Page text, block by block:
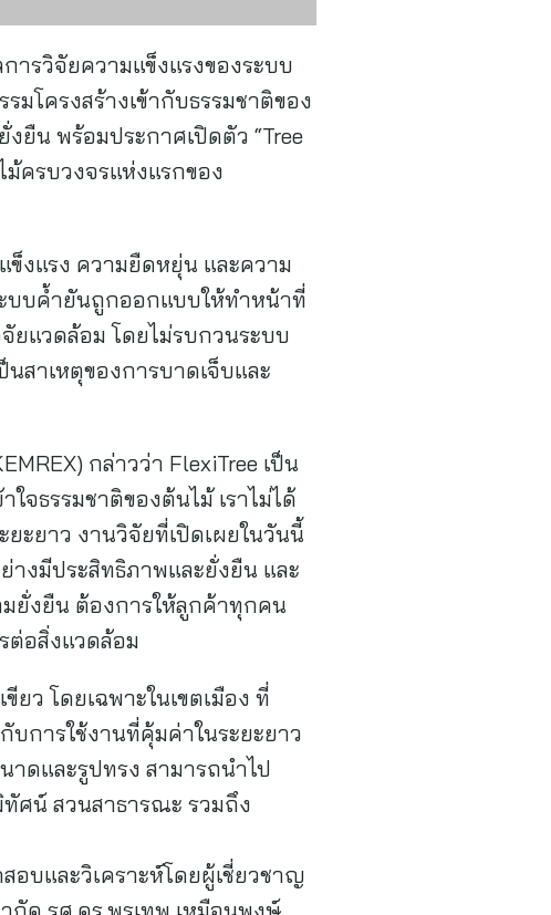
ารวิจัยความแข็งแรงของระบบ
มโครงสร้างเข้ากับธรรมชาติของ
ยืน พร้อมประกาศเปิดตัว “Tree
ครบวงจรแห่งแรกของ
ข็งแรง ความยืดหยุ่น และความ
บบค้ำยันถูกออกแบบให้ทำหน้าที่
ยแวดล้อม โดยไม่รบกวนระบบ
สาเหตุของการบาดเจ็บและ
กล่าวว่า FlexiTree เป็น
จธรรมชาติของต้นไม้ เราไม่ได้
ะยาว งานวิจัยที่เปิดเผยในวันนี้
างมีประสิทธิภาพและยั่งยืน และ
มยั่งยืน ต้องการให้ลูกค้าทุกคน
ต่อสิ่งแวดล้อม
ว โดยเฉพาะในเขตเมือง ที่
การใช้งานที่คุ้มค่าในระยะยาว
ดและรูปทรง สามารถนำไป
ศน์ สวนสาธารณะ รวมถึง
อบและวิเคราะห์โดยผู้เชี่ยวชาญ